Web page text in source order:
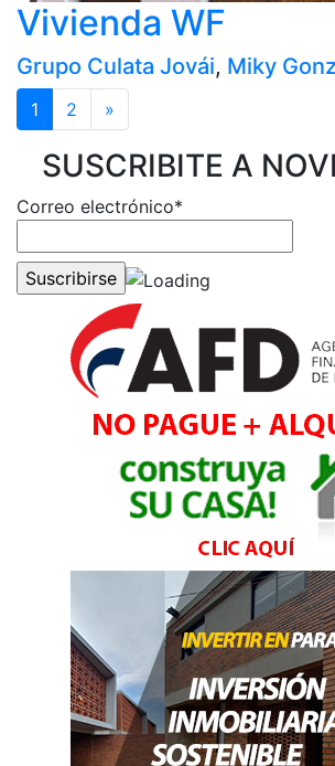
Vivienda WF
Grupo Culata Jovái, Miky
1 2 »
SUSCRIBITE A
Correo electrónico*